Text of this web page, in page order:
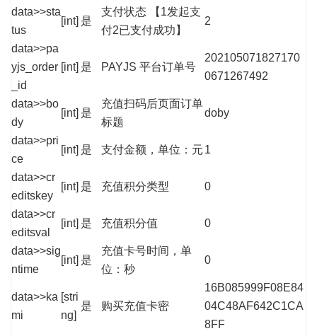
data>>sta
tus
[int] 是
支付状态 【1发起支
付2已支付成功】
2
data>>pa
yjs_order
_id
[int] 是 PAYJS 平台订单号
202105071827170
0671267492
data>>bo
dy
[int] 是
充值扫码后页面订单
标题
doby
data>>pri
ce
[int] 是 支付金额，单位：元 1
data>>cr
editskey
[int] 是 充值积分类型 0
data>>cr
editsval
[int] 是 充值积分值 0
data>>sig
ntime
[int] 是
充值卡号时间，单
位：秒
0
data>>ka
mi
[stri
ng]
是 购买充值卡密
16B085999F08E84
04C48AF642C1CA
8FF